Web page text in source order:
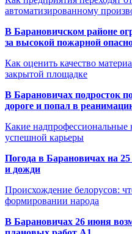
автоматизированному
В Барановичском районе
за высокой пожарной
Как оценить качество
закрытой площадке
В Барановичах подросток
дороге и попал в
Какие надпрофессиональные
успешной карьеры
Погода в Барановичах на
и дожди
Происхождение белорусов:
формировании народа
В Барановичах 26 июня